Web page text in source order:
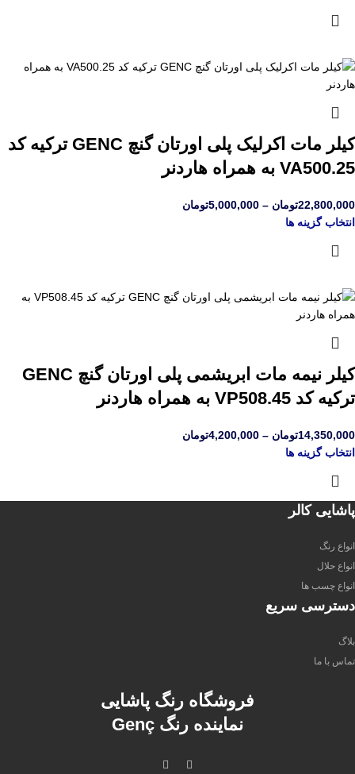
کیلر مات اکرلیک پلی اورتان گنچ GENC ترکیه کد
VA500.25 به همراه هاردنر
22,800,000تومان –
5,000,000تومان
انتخاب گزینه ها
کیلر نیمه مات ابریشمی پلی اورتان گنچ GENC
ترکیه کد VP508.45 به همراه هاردنر
14,350,000تومان –
4,200,000تومان
انتخاب گزینه ها
پاشایی کالر
انواع رنگ
انواع حلال
انواع چسب ها
دسترسی سریع
بلاگ
تماس با ما
فروشگاه رنگ پاشایی
نماینده رنگ Genç